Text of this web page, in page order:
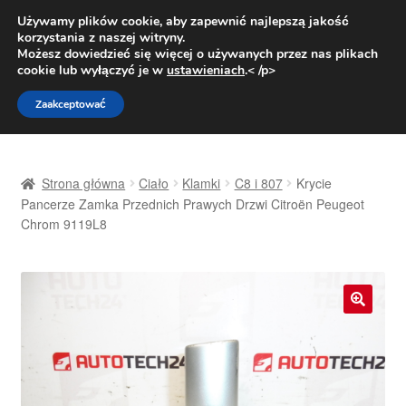
DOSTAWA od 31 zł
Pn.-pt. 9:00-16:00800 003 167
Przejdź
do
nawigacji
Przejdź
do
treści
Dostawa
Moje konto
Strona główna Ciało Klamki C8 i 807
Krycie
Pancerze Zamka Przednich Prawych Drzwi Citroën Peugeot
Chrom 9119L8
Używamy plików cookie, aby zapewnić najlepszą jakość
korzystania z naszej witryny.
Możesz dowiedzieć się więcej o używanych przez nas plikach
cookie lub wyłączyć je w ustawieniach.< /p>
Zaakceptować